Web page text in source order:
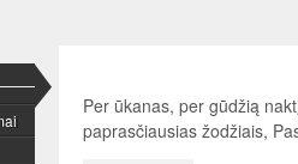
Per ūkanas, per gūdžią
paprasčiausias žodžiais,